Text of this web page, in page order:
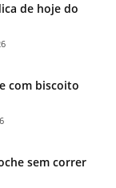
de hoje do
com biscoito
sem correr